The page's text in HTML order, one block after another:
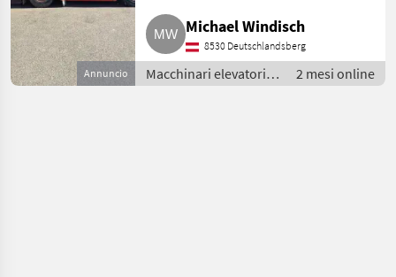
Annuncio
Michael Windisch
8530 Deutschlandsberg
Macchinari elevatori e
per magazzino /
2 mesi online